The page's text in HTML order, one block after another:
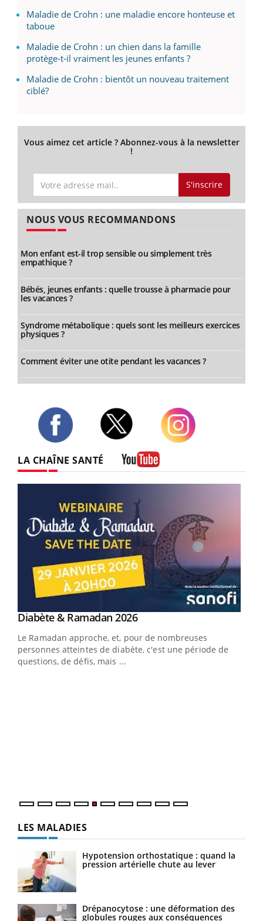
Maladie de Crohn : une maladie encore honteuse et
taboue
Maladie de Crohn : un chien dans la famille
protège-t-il vraiment les jeunes enfants ?
Maladie de Crohn : bientôt un nouveau traitement
ciblé?
Vous aimez cet article ? Abonnez-vous à la newsletter
!
S'inscrire
NOUS VOUS RECOMMANDONS
Mon enfant est-il trop sensible ou simplement très
empathique ?
Bébés, jeunes enfants : quelle trousse à pharmacie pour
les vacances ?
Syndrome métabolique : quels sont les meilleurs exercices
physiques ?
Comment éviter une otite pendant les vacances ?